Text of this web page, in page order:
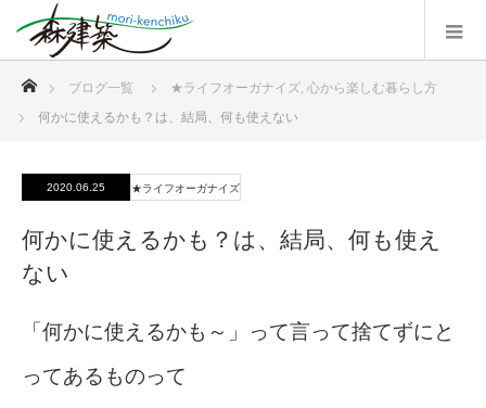
ブログ一覧 ★ライフオーガナイズ, 心から楽しむ暮らし方
何かに使えるかも？は、結局、何も使えない
2020.06.25 ★ライフオーガナイズ
何かに使えるかも？は、結局、何も使え
ない
「何かに使えるかも～」って言って捨てずにと
ってあるものって